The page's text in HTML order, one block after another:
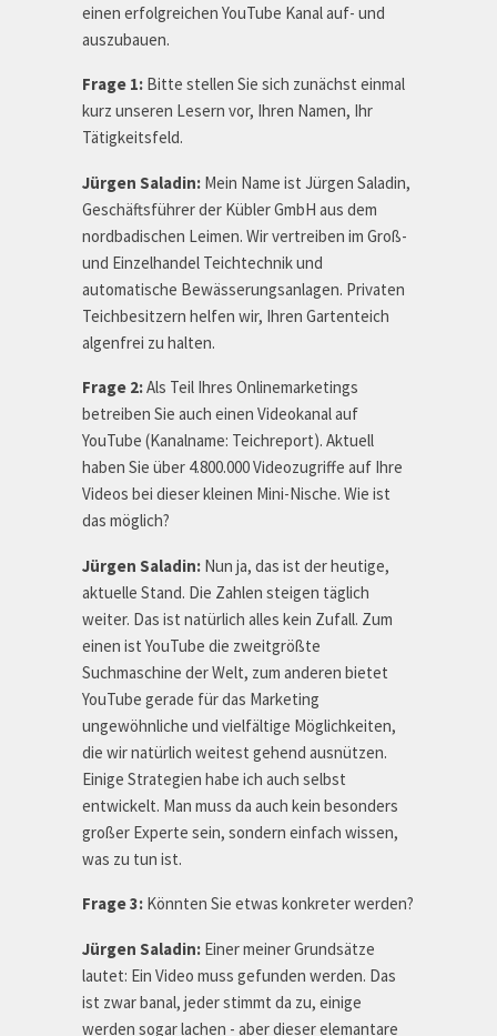
einen erfolgreichen YouTube Kanal auf- und
auszubauen.
Frage 1: Bitte stellen Sie sich zunächst einmal
kurz unseren Lesern vor, Ihren Namen, Ihr
Tätigkeitsfeld.
Jürgen Saladin: Mein Name ist Jürgen Saladin,
Geschäftsführer der Kübler GmbH aus dem
nordbadischen Leimen. Wir vertreiben im Groß-
und Einzelhandel Teichtechnik und
automatische Bewässerungsanlagen. Privaten
Teichbesitzern helfen wir, Ihren Gartenteich
algenfrei zu halten.
Frage 2:Als Teil Ihres Onlinemarketings
betreiben Sie auch einen Videokanal auf
YouTube (Kanalname: Teichreport). Aktuell
haben Sie über 4.800.000 Videozugriffe auf Ihre
Videos bei dieser kleinen Mini-Nische. Wie ist
das möglich?
Jürgen Saladin: Nun ja, das ist der heutige,
aktuelle Stand. Die Zahlen steigen täglich
weiter. Das ist natürlich alles kein Zufall. Zum
einen ist YouTube die zweitgrößte
Suchmaschine der Welt, zum anderen bietet
YouTube gerade für das Marketing
ungewöhnliche und vielfältige Möglichkeiten,
die wir natürlich weitest gehend ausnützen.
Einige Strategien habe ich auch selbst
entwickelt. Man muss da auch kein besonders
großer Experte sein, sondern einfach wissen,
was zu tun ist.
Frage 3: Könnten Sie etwas konkreter werden?
Jürgen Saladin: Einer meiner Grundsätze
lautet: Ein Video muss gefunden werden. Das
ist zwar banal, jeder stimmt da zu, einige
werden sogar lachen - aber dieser elemantare